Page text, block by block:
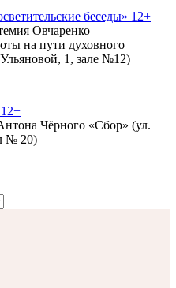
беседы» 12+
Овчаренко
на пути духовного
1, зале №12)
Чёрного «Сбор» (ул.
№ 20)